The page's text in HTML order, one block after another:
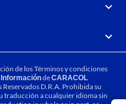
de losTérminos y condiciones
deCARACOL
Reservados D.R.A. Prohibida su
traducción a cualquier idioma sin